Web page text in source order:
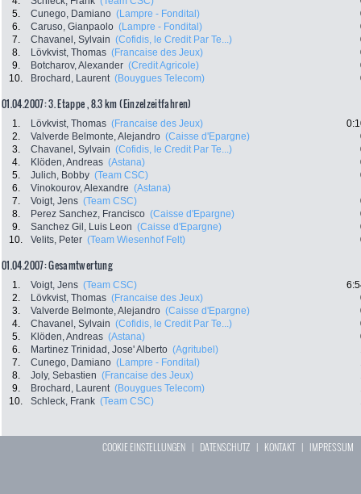
5.
Cunego, Damiano (Lampre - Fondital)
6.
Caruso, Gianpaolo (Lampre - Fondital)
7.
Chavanel, Sylvain (Cofidis, le Credit Par Te...)
8.
Lövkvist, Thomas (Francaise des Jeux)
9.
Botcharov, Alexander (Credit Agricole)
10.
Brochard, Laurent (Bouygues Telecom)
01.04.2007: 3. Etappe , 8.3 km (Einzelzeitfahren)
1. Lövkvist, Thomas (Francaise des Jeux)
2.
Valverde Belmonte, Alejandro (Caisse d'Epargne)
3.
Chavanel, Sylvain (Cofidis, le Credit Par Te...)
4.
Klöden, Andreas (Astana)
5.
Julich, Bobby (Team CSC)
6.
Vinokourov, Alexandre (Astana)
7.
Voigt, Jens (Team CSC)
8.
Perez Sanchez, Francisco (Caisse d'Epargne)
9.
Sanchez Gil, Luis Leon (Caisse d'Epargne)
10.
Velits, Peter (Team Wiesenhof Felt)
01.04.2007: Gesamtwertung
1. Voigt, Jens (Team CSC)
2.
Lövkvist, Thomas (Francaise des Jeux)
3.
Valverde Belmonte, Alejandro (Caisse d'Epargne)
4.
Chavanel, Sylvain (Cofidis, le Credit Par Te...)
5.
Klöden, Andreas (Astana)
6.
Martinez Trinidad, Jose' Alberto (Agritubel)
7.
Cunego, Damiano (Lampre - Fondital)
8.
Joly, Sebastien (Francaise des Jeux)
9.
Brochard, Laurent (Bouygues Telecom)
10.
Schleck, Frank (Team CSC)
COOKIE EINSTELLUNGEN | DATENSCHUTZ | KONTAKT| IMPRESSUM